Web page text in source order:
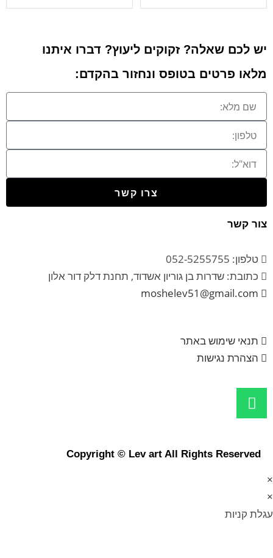
יש לכם שאלה? זקוקים ליעוץ? דברו איתנו
מלאו פרטים בטופס ונחזור בהקדם:
צרו קשר
צור קשר
טלפון: 052-5255755
כתובת: שדרות בן גוריון אשדוד, תחנת דלק דור אלון
moshelev51@gmail.com
תנאי שימוש באתר
הצהרת נגישות
Copyright © Lev art All Rights Reserved
×
×
עגלת קניות